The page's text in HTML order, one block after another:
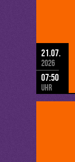
21.07.
2026
07:50
Uhr